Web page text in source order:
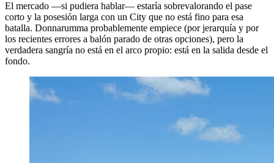
El mercado —si pudiera hablar— estaría sobrevalorando el pase
corto y la posesión larga con un City que no está fino para esa
batalla. Donnarumma probablemente empiece (por jerarquía y por
los recientes errores a balón parado de otras opciones), pero la
verdadera sangría no está en el arco propio: está en la salida desde el
fondo.